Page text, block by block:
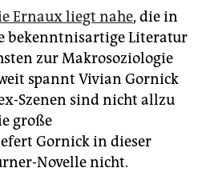
Ernaux liegt nahe, die in
bekenntnisartige Literatur
zur Makrosoziologie
spannt Vivian Gornick
Szenen sind nicht allzu
große
Gornick in dieser
Novelle nicht.